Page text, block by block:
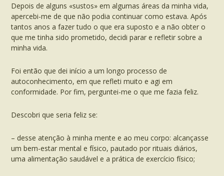
Depois de alguns «sustos» em algumas áreas da minha vida,
apercebi-me de que não podia continuar como estava. Após
tantos anos a fazer tudo o que era suposto e a não obter o
que me tinha sido prometido, decidi parar e refletir sobre a
minha vida.
Foi então que dei início a um longo processo de
autoconhecimento, em que refleti muito e agi em
conformidade. Por fim, perguntei-me o que me fazia feliz.
Descobri que seria feliz se:
– desse atenção à minha mente e ao meu corpo: alcançasse
um bem-estar mental e físico, pautado por rituais diários,
uma alimentação saudável e a prática de exercício físico;